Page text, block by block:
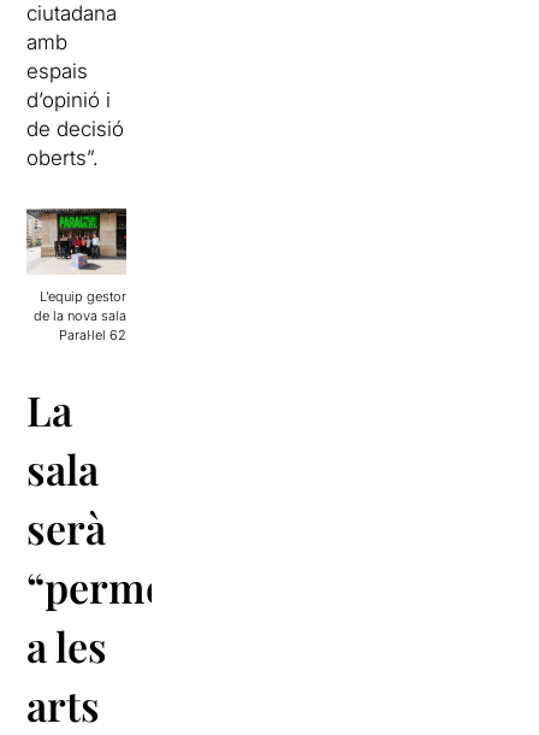
ciutadana
amb
espais
d’opinió i
de decisió
oberts”.
L’equip gestor
de la nova sala
Paral·lel 62
La
sala
serà
“permeable”
a les
arts